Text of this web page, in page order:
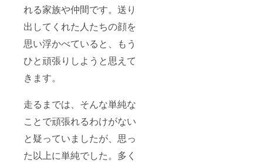
れる家族や仲間です。送り
出してくれた人たちの顔を
思い浮かべていると、もう
ひと頑張りしようと思えて
きます。
走るまでは、そんな単純な
ことで頑張れるわけがない
と疑っていましたが、思っ
た以上に単純でした。多く